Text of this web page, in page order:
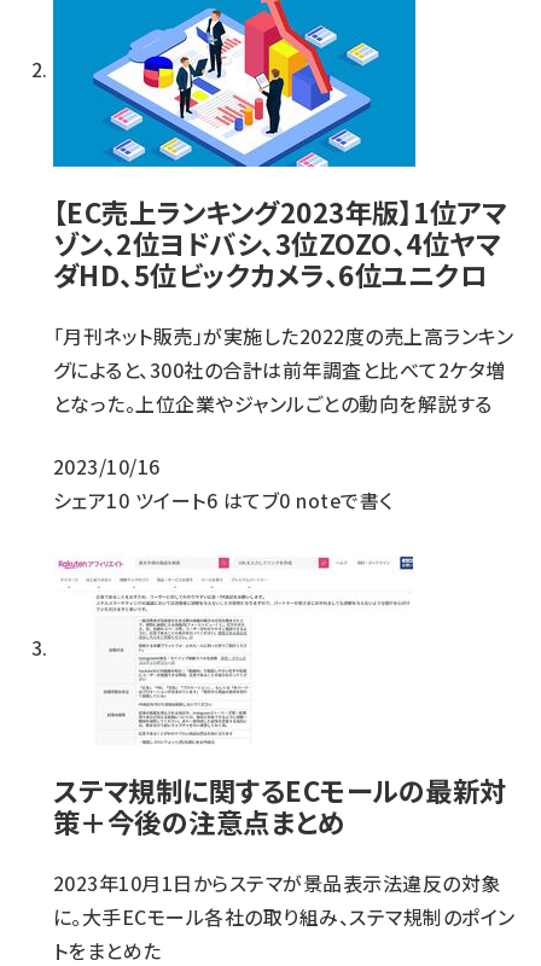
【EC売上ランキング2023年版】1位アマ
ゾン、2位ヨドバシ、3位ZOZO、4位ヤマ
ダHD、5位ビックカメラ、6位ユニクロ
「月刊ネット販売」が実施した2022度の売上高ランキン
グによると、300社の合計は前年調査と比べて2ケタ増
となった。上位企業やジャンルごとの動向を解説する
2023/10/16
シェア10 ツイート6 はてブ0 noteで書く
ステマ規制に関するECモールの最新対
策＋今後の注意点まとめ
2023年10月1日からステマが景品表示法違反の対象
に。大手ECモール各社の取り組み、ステマ規制のポイン
トをまとめた